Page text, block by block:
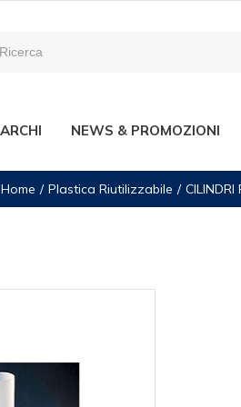
NEWS & PROMOZIONI
Home Plastica Riutilizzabile CILINDRI